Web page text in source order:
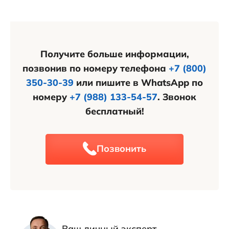
Получите больше информации,
позвонив по номеру телефона +7 (800)
350-30-39 или пишите в WhatsApp по
номеру +7 (988) 133-54-57. Звонок
бесплатный!
Позвонить